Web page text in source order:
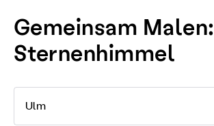
Gemeinsam Malen:
Sternenhimmel
Ulm